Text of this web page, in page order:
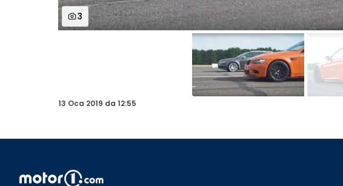
3
13 Oca 2019 da 12:55